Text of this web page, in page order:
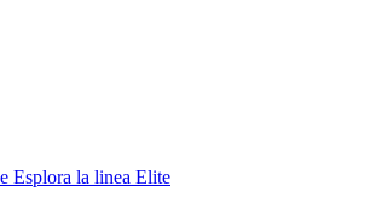
Esplora la linea Elite